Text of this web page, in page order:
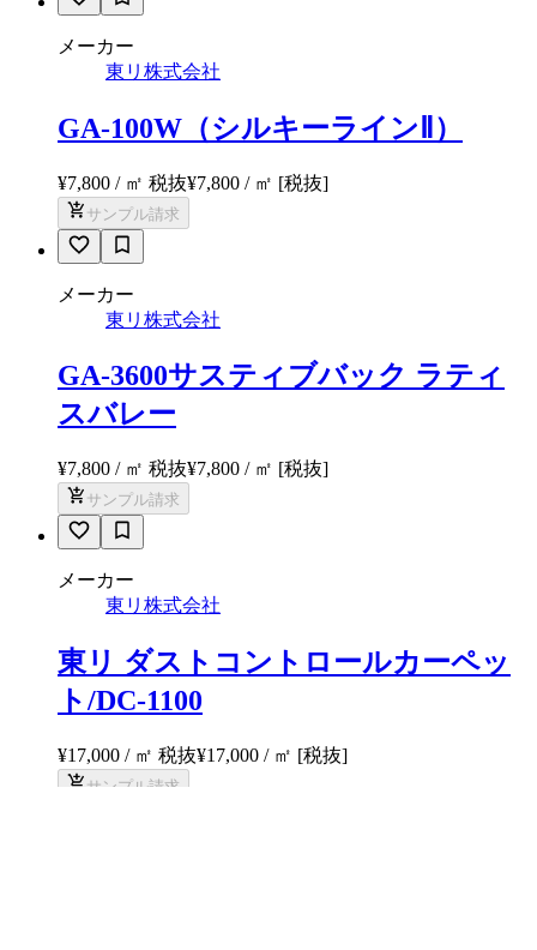
メーカー
東リ株式会社
GA-100W（シルキーラインⅡ）
¥7,800 / ㎡ 税抜¥7,800 / ㎡ [税抜]
サンプル請求
メーカー
東リ株式会社
GA-3600サスティブバック ラティ
スバレー
¥7,800 / ㎡ 税抜¥7,800 / ㎡ [税抜]
サンプル請求
メーカー
東リ株式会社
東リ ダストコントロールカーペッ
ト/DC-1100
¥17,000 / ㎡ 税抜¥17,000 / ㎡ [税抜]
サンプル請求